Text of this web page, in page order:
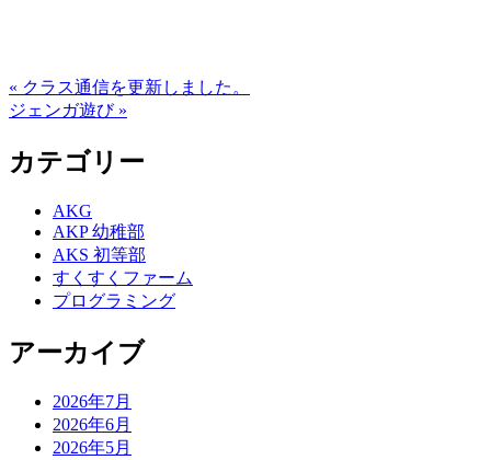
« クラス通信を更新しました。
ジェンガ遊び »
カテゴリー
AKG
AKP 幼稚部
AKS 初等部
すくすくファーム
プログラミング
アーカイブ
2026年7月
2026年6月
2026年5月